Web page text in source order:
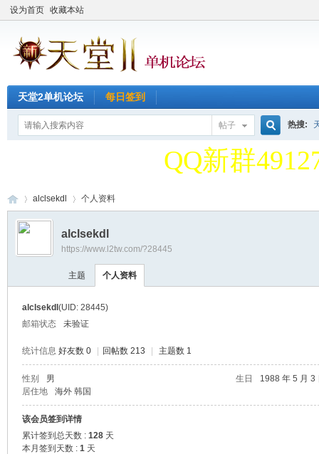
设为首页 收藏本站
天堂2单机论坛 每日签到
帖子 热搜:
天堂2单机
QQ新群
天堂2单机
QQ新群
›
alclsekdl 个人资料
alclsekdl
https://www.l2tw.com/?28445
主题 个人资料
alclsekdl (UID: 28445)
邮箱状态
未验证
统计信息 好友数 0 回帖数 213 主题数 1
性别 男 生日
1988 年 5 月 3
居住地
海外 韩国
该会员签到详情
累计签到总天数 : 128 天
本月签到天数 : 1 天